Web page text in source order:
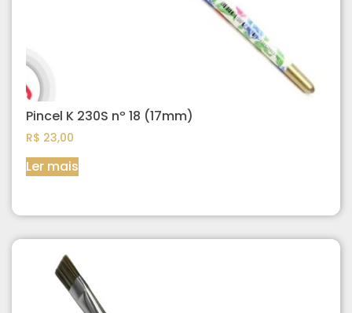
Pincel K 230S nº 18 (17mm)
R$ 23,00
Ler mais